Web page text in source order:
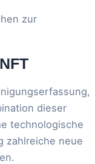
zur
dieser
technologische
zahlreiche neue